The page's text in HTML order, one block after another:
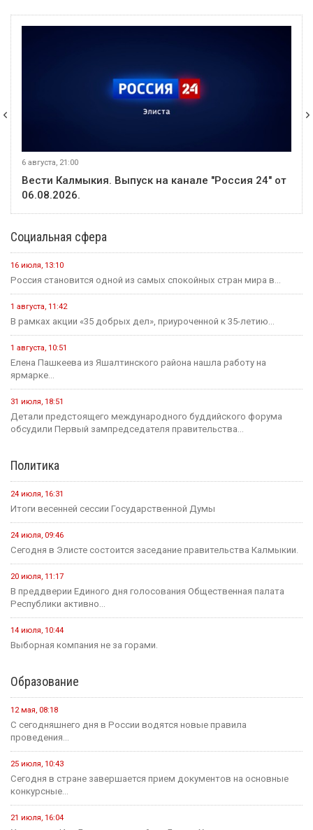
6 августа, 21:00
Вести Калмыкия. Выпуск на канале "Россия 24" от
06.08.2026.
Социальная сфера
16 июля, 13:10
Россия становится одной из самых спокойных стран мира в...
1 августа, 11:42
В рамках акции «35 добрых дел», приуроченной к 35-летию...
1 августа, 10:51
Елена Пашкеева из Яшалтинского района нашла работу на
ярмарке...
31 июля, 18:51
Детали предстоящего международного буддийского форума
обсудили Первый зампредседателя правительства...
Политика
24 июля, 16:31
Итоги весенней сессии Государственной Думы
24 июля, 09:46
Сегодня в Элисте состоится заседание правительства Калмыкии.
20 июля, 11:17
В преддверии Единого дня голосования Общественная палата
Республики активно...
14 июля, 10:44
Выборная компания не за горами.
Образование
12 мая, 08:18
С сегодняшнего дня в России водятся новые правила
проведения...
25 июля, 10:43
Сегодня в стране завершается прием документов на основные
конкурсные...
21 июля, 16:04